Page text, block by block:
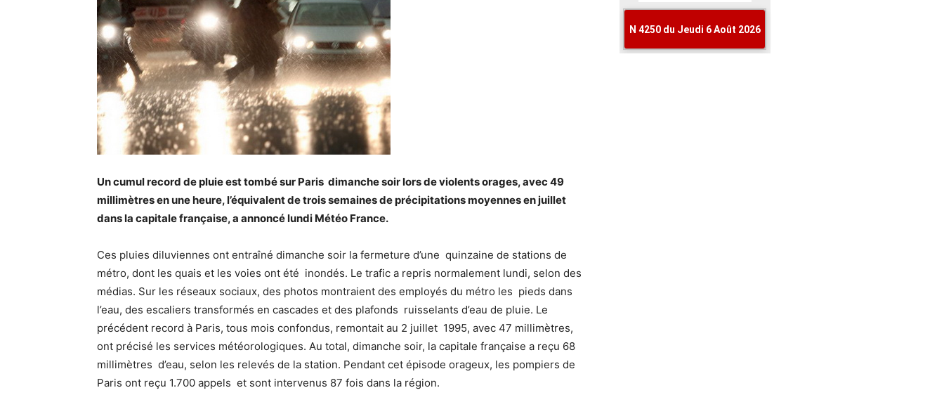
Un cumul record de pluie est tombé sur Paris dimanche soir lors de violents orages, avec 49
millimètres en une heure, l’équivalent de trois semaines de précipitations moyennes en juillet
dans la capitale française, a annoncé lundi Météo France.
Ces pluies diluviennes ont entraîné dimanche soir la fermeture d’une quinzaine de stations de
métro, dont les quais et les voies ont été inondés. Le trafic a repris normalement lundi, selon des
médias. Sur les réseaux sociaux, des photos montraient des employés du métro les pieds dans
l’eau, des escaliers transformés en cascades et des plafonds ruisselants d’eau de pluie. Le
précédent record à Paris, tous mois confondus, remontait au 2 juillet 1995, avec 47 millimètres,
ont précisé les services météorologiques. Au total, dimanche soir, la capitale française a reçu 68
millimètres d’eau, selon les relevés de la station. Pendant cet épisode orageux, les pompiers de
Paris ont reçu 1.700 appels et sont intervenus 87 fois dans la région.